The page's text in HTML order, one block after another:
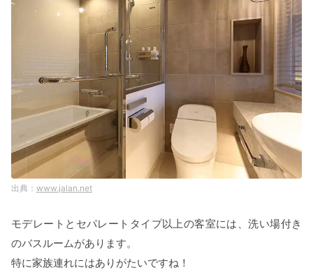
www.jalan.net
モデレートとセパレートタイプ以上の客室には、洗い場付き
のバスルームがあります。
特に家族連れにはありがたいですね！